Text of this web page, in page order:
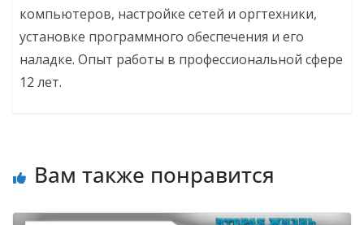
компьютеров, настройке сетей и оргтехники,
установке программного обеспечения и его
наладке. Опыт работы в профессиональной сфере
12 лет.
Вам также понравится